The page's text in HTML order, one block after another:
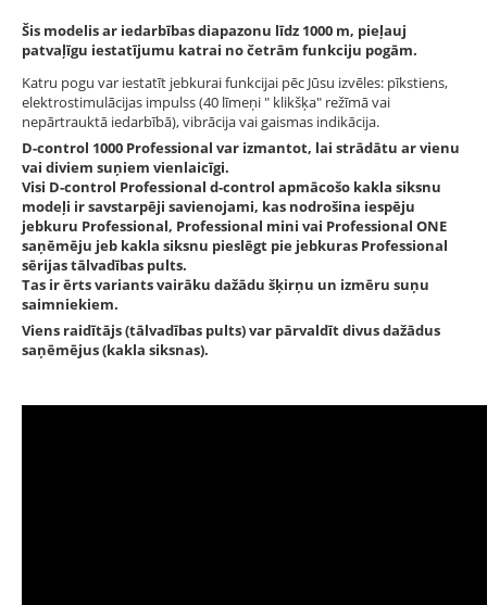
Šis modelis ar iedarbības diapazonu līdz 1000 m, pieļauj
patvaļīgu iestatījumu katrai no četrām funkciju pogām.
Katru pogu var iestatīt jebkurai funkcijai pēc Jūsu izvēles: pīkstiens,
elektrostimulācijas impulss (40 līmeņi " klikšķa" režīmā vai
nepārtrauktā iedarbībā), vibrācija vai gaismas indikācija.
D-control 1000 Professional var izmantot, lai strādātu ar vienu
vai diviem suņiem vienlaicīgi.
Visi D-control Professional d-control apmācošo kakla siksnu
modeļi ir savstarpēji savienojami, kas nodrošina iespēju
jebkuru Professional, Professional mini vai Professional ONE
saņēmēju jeb kakla siksnu pieslēgt pie jebkuras Professional
sērijas tālvadības pults.
Tas ir ērts variants vairāku dažādu šķirņu un izmēru suņu
saimniekiem.
Viens raidītājs (tālvadības pults) var pārvaldīt divus dažādus
saņēmējus (kakla siksnas).